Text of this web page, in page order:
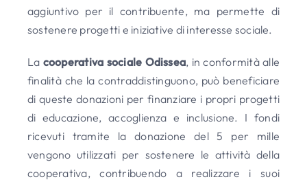
aggiuntivo per il contribuente, ma permette di
sostenere progetti e iniziative di interesse sociale.
La cooperativa sociale Odissea, in conformità alle
finalità che la contraddistinguono, può beneficiare
di queste donazioni per finanziare i propri progetti
di educazione, accoglienza e inclusione. I fondi
ricevuti tramite la donazione del 5 per mille
vengono utilizzati per sostenere le attività della
cooperativa, contribuendo a realizzare i suoi